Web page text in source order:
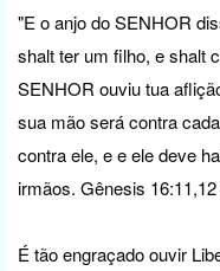
"E o anjo do SENHOR
shalt ter um filho, e shalt
SENHOR ouviu tua
sua mão será contra
contra ele, e e ele deve
irmãos. Gênesis
É tão engraçado ouvir